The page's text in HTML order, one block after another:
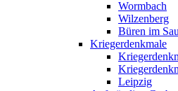
Wormbach
Wilzenberg
Büren im
Kriegerdenkmale
Leipzig